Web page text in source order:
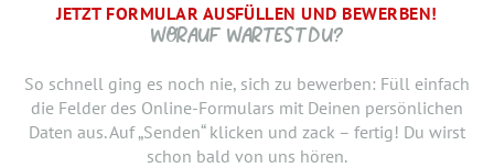
JETZT FORMULAR AUSFÜLLEN UND BEWERBEN!
WORAUF WARTEST DU?
So schnell ging es noch nie, sich zu bewerben: Füll einfach
die Felder des Online-Formulars mit Deinen persönlichen
Daten aus. Auf „Senden“ klicken und zack – fertig! Du wirst
schon bald von uns hören.
BRAUCHEN WIR NOCH ...
SCHRITT.
bist, den neuen Job anzutreten. Du möchtest Deiner
Bewerbung doch noch einen Lebenslauf oder ein anderes
Dokument hinzufügen? Hier kannst Du es hochladen.
DANKE, WIR FREUEN UNS AUF DICH UND MELDEN UNS